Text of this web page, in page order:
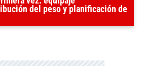
del peso y planificación de